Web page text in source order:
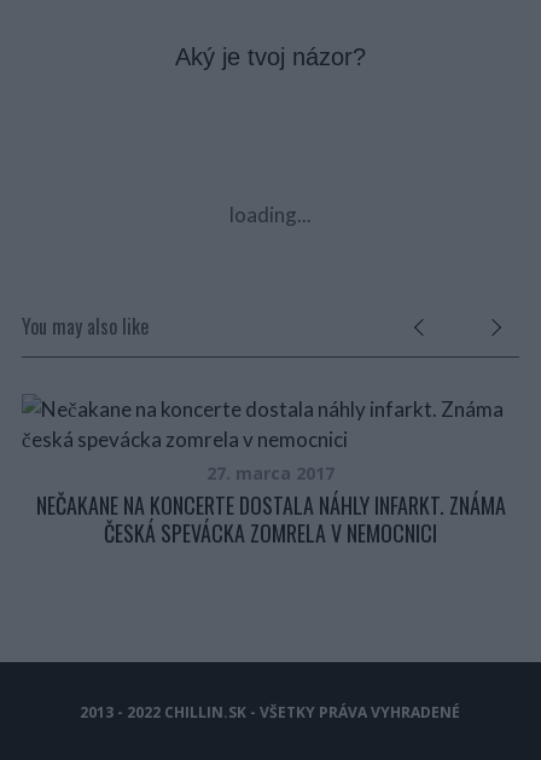
Aký je tvoj názor?
loading...
You may also like
27. marca 2017
NEČAKANE NA KONCERTE DOSTALA NÁHLY INFARKT. ZNÁMA
ČESKÁ SPEVÁCKA ZOMRELA V NEMOCNICI
2013 - 2022 CHILLIN.SK - VŠETKY PRÁVA VYHRADENÉ